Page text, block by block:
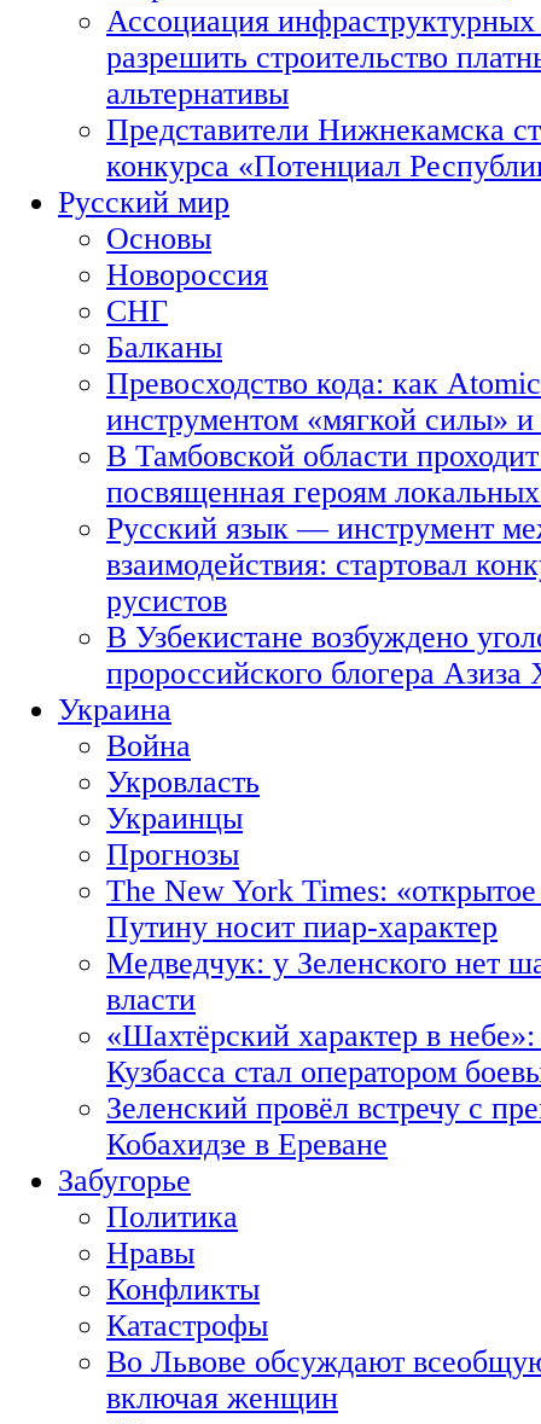
Ассоциация
разрешить строительство
альтернативы
Представители Нижнекамска
конкурса «Потенциал
Русский мир
Основы
Новороссия
СНГ
Балканы
Превосходство кода: как
инструментом «мягкой силы» и
В Тамбовской области
посвященная героям
Русский язык — инструмент
взаимодействия: стартовал
русистов
В Узбекистане возбуждено
пророссийского блогера Азиза
Украина
Война
Укровласть
Украинцы
Прогнозы
The New York Times:
Путину носит пиар-характер
Медведчук: у Зеленского нет
власти
«Шахтёрский характер в
Кузбасса стал оператором
Зеленский провёл встречу с
Кобахидзе в Ереване
Забугорье
Политика
Нравы
Конфликты
Катастрофы
Во Львове обсуждают
включая женщин